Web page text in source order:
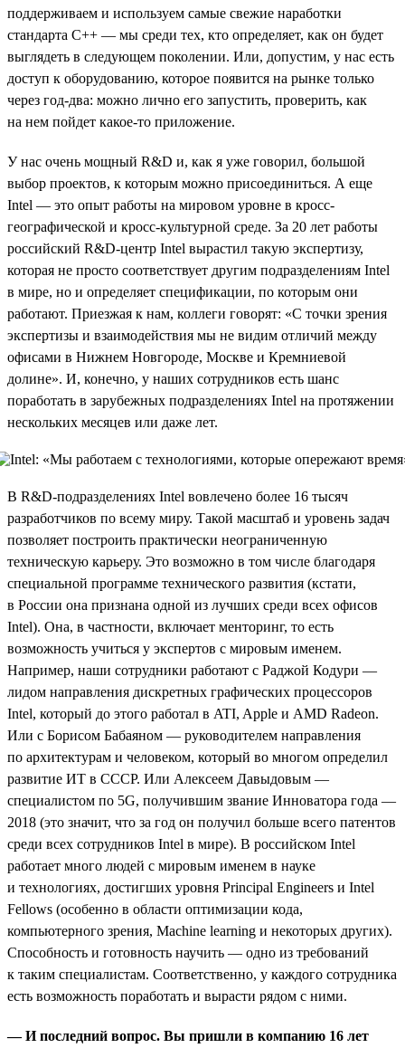
поддерживаем и используем самые свежие наработки
стандарта С++ — мы среди тех, кто определяет, как он будет
выглядеть в следующем поколении. Или, допустим, у нас есть
доступ к оборудованию, которое появится на рынке только
через год-два: можно лично его запустить, проверить, как
на нем пойдет какое-то приложение.
У нас очень мощный R&D и, как я уже говорил, большой
выбор проектов, к которым можно присоединиться. А еще
Intel — это опыт работы на мировом уровне в кросс-
географической и кросс-культурной среде. За 20 лет работы
российский R&D-центр Intel вырастил такую экспертизу,
которая не просто соответствует другим подразделениям Intel
в мире, но и определяет спецификации, по которым они
работают. Приезжая к нам, коллеги говорят: «С точки зрения
экспертизы и взаимодействия мы не видим отличий между
офисами в Нижнем Новгороде, Москве и Кремниевой
долине». И, конечно, у наших сотрудников есть шанс
поработать в зарубежных подразделениях Intel на протяжении
нескольких месяцев или даже лет.
В R&D-подразделениях Intel вовлечено более 16 тысяч
разработчиков по всему миру. Такой масштаб и уровень задач
позволяет построить практически неограниченную
техническую карьеру. Это возможно в том числе благодаря
специальной программе технического развития (кстати,
в России она признана одной из лучших среди всех офисов
Intel). Она, в частности, включает менторинг, то есть
возможность учиться у экспертов с мировым именем.
Например, наши сотрудники работают с Раджой Кодури —
лидом направления дискретных графических процессоров
Intel, который до этого работал в ATI, Apple и AMD Radeon.
Или с Борисом Бабаяном — руководителем направления
по архитектурам и человеком, который во многом определил
развитие ИТ в СССР. Или Алексеем Давыдовым —
специалистом по 5G, получившим звание Инноватора года —
2018 (это значит, что за год он получил больше всего патентов
среди всех сотрудников Intel в мире). В российском Intel
работает много людей с мировым именем в науке
и технологиях, достигших уровня Principal Engineers и Intel
Fellows (особенно в области оптимизации кода,
компьютерного зрения, Machine learning и некоторых других).
Способность и готовность научить — одно из требований
к таким специалистам. Соответственно, у каждого сотрудника
есть возможность поработать и вырасти рядом с ними.
— И последний вопрос. Вы пришли в компанию 16 лет